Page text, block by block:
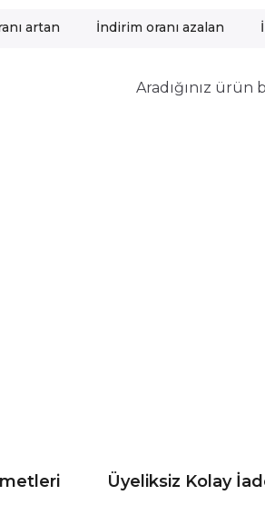
artan İndirim oranı azalan
Aradığınız ürün
Üyeliksiz Kolay